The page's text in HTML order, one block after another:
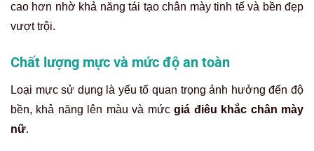
cao hơn nhờ khả năng tái tạo chân mày tinh tế và bền đẹp
vượt trội.
Chất lượng mực và mức độ an toàn
Loại mực sử dụng là yếu tố quan trọng ảnh hưởng đến độ
bền, khả năng lên màu và mứcgiá điêu khắc chân mày
nữ.